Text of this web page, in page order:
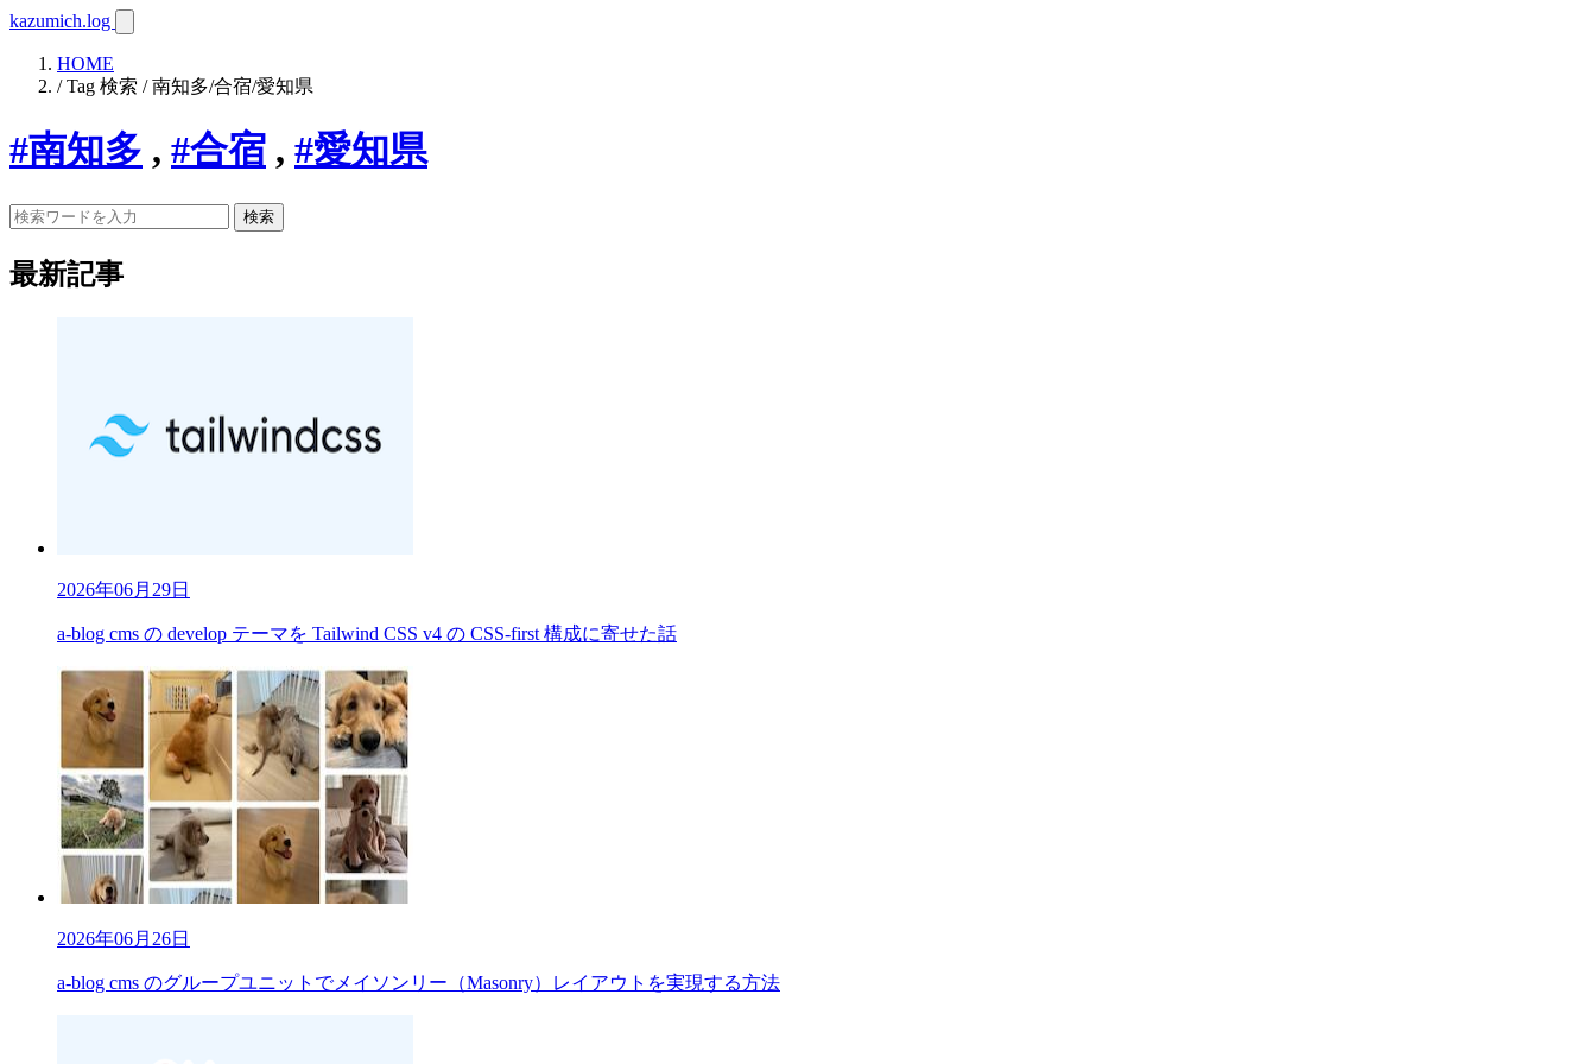
kazumich.log
HOME
/ Tag 検索 / 南知多/合宿/愛知県
#南知多 , #合宿 , #愛知県
検索
最新記事
2026年06月29日
a-blog cms の develop テーマを Tailwind CSS v4 の CSS-first 構成に寄せた話
2026年06月26日
a-blog cms のグループユニットでメイソンリー（Masonry）レイアウトを実現する方法